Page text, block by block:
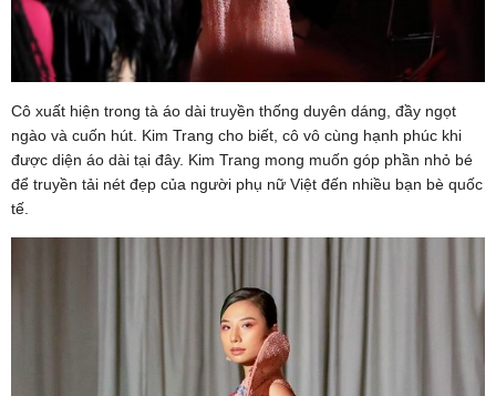
Cô xuất hiện trong tà áo dài truyền thống duyên dáng, đầy ngọt
ngào và cuốn hút. Kim Trang cho biết, cô vô cùng hạnh phúc khi
được diện áo dài tại đây. Kim Trang mong muốn góp phần nhỏ bé
để truyền tải nét đẹp của người phụ nữ Việt đến nhiều bạn bè quốc
tế.